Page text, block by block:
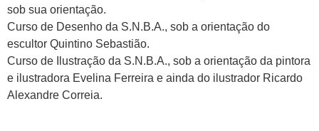
sob sua orientação.
Curso de Desenho da S.N.B.A., sob a orientação do
escultor Quintino Sebastião.
Curso de Ilustração da S.N.B.A., sob a orientação da pintora
e ilustradora Evelina Ferreira e ainda do ilustrador Ricardo
Alexandre Correia.